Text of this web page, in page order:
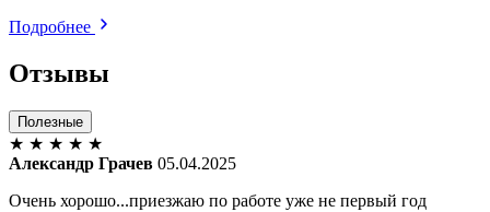
Подробнее
Отзывы
Полезные
★ ★ ★ ★ ★
Александр Грачев 05.04.2025
Очень хорошо...приезжаю по работе уже не первый год